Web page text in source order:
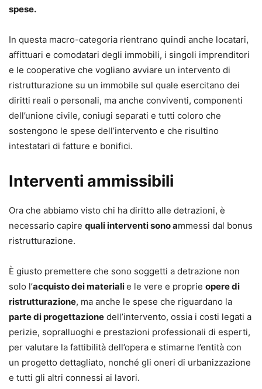
spese.
In questa macro-categoria rientrano quindi anche locatari,
affittuari e comodatari degli immobili, i singoli imprenditori
e le cooperative che vogliano avviare un intervento di
ristrutturazione su un immobile sul quale esercitano dei
diritti reali o personali, ma anche conviventi, componenti
dell’unione civile, coniugi separati e tutti coloro che
sostengono le spese dell’intervento e che risultino
intestatari di fatture e bonifici.
Interventi ammissibili
Ora che abbiamo visto chi ha diritto alle detrazioni, è
necessario capire quali interventi sono ammessi dal bonus
ristrutturazione.
È giusto premettere che sono soggetti a detrazione non
solo l’acquisto dei materialie le vere e proprie opere di
ristrutturazione, ma anche le spese che riguardano la
parte di progettazione dell’intervento, ossia i costi legati a
perizie, sopralluoghi e prestazioni professionali di esperti,
per valutare la fattibilità dell’opera e stimarne l’entità con
un progetto dettagliato, nonché gli oneri di urbanizzazione
e tutti gli altri connessi ai lavori.